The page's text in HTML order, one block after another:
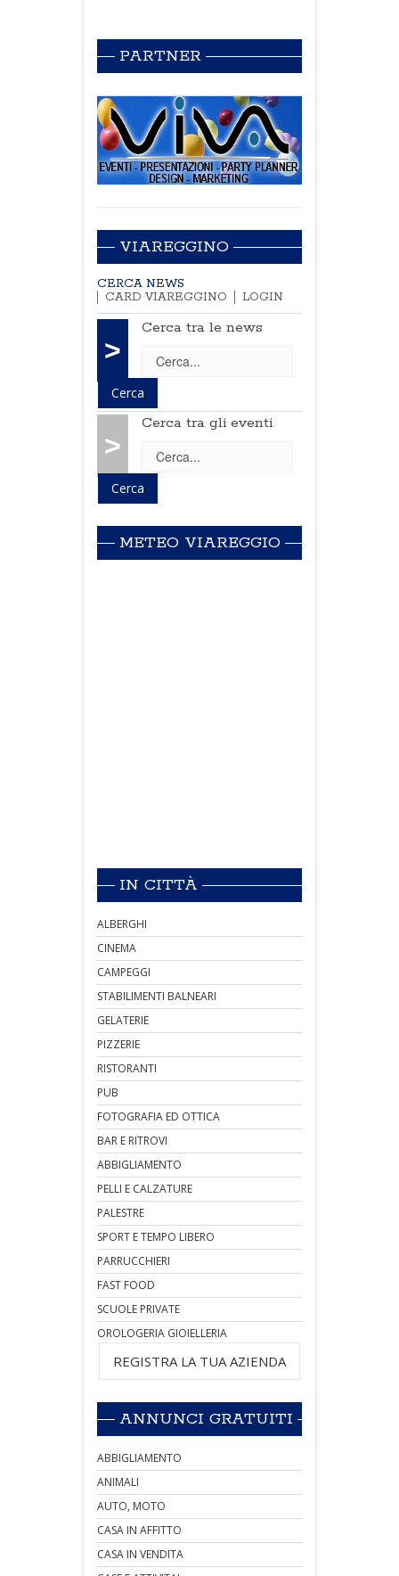
PARTNER
VIAREGGINO
CERCA NEWS
CARD VIAREGGINO
LOGIN
>
Cerca tra le news
>
Cerca tra gli eventi
METEO VIAREGGIO
IN CITTÀ
ALBERGHI
CINEMA
CAMPEGGI
STABILIMENTI BALNEARI
GELATERIE
PIZZERIE
RISTORANTI
PUB
FOTOGRAFIA ED OTTICA
BAR E RITROVI
ABBIGLIAMENTO
PELLI E CALZATURE
PALESTRE
SPORT E TEMPO LIBERO
PARRUCCHIERI
FAST FOOD
SCUOLE PRIVATE
OROLOGERIA GIOIELLERIA
REGISTRA LA TUA AZIENDA
ANNUNCI GRATUITI
ABBIGLIAMENTO
ANIMALI
AUTO, MOTO
CASA IN AFFITTO
CASA IN VENDITA